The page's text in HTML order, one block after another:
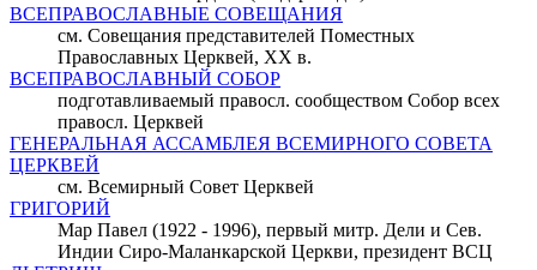
ВСЕПРАВОСЛАВНЫЕ СОВЕЩАНИЯ
см. Совещания представителей Поместных
Православных Церквей, XX в.
ВСЕПРАВОСЛАВНЫЙ СОБОР
подготавливаемый правосл. сообществом Собор всех
правосл. Церквей
ГЕНЕРАЛЬНАЯ АССАМБЛЕЯ ВСЕМИРНОГО СОВЕТА
ЦЕРКВЕЙ
см. Всемирный Совет Церквей
ГРИГОРИЙ
Мар Павел (1922 - 1996), первый митр. Дели и Сев.
Индии Сиро-Маланкарской Церкви, президент ВСЦ